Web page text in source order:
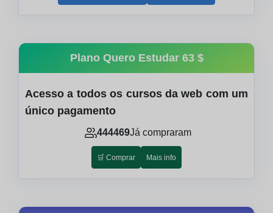
Plano Quero Estudar 63 $
Acesso a todos os cursos da web com um
único pagamento
444469Já compraram
🛒 Comprar Mais info